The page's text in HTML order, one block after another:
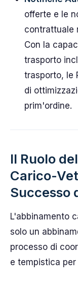
offerte e le
contrattuale
Con la
trasporto
trasporto, le
di
prim'ordine.
Il Ruolo
Carico-
Successo
L'abbinamento
solo un
processo di
e tempistica